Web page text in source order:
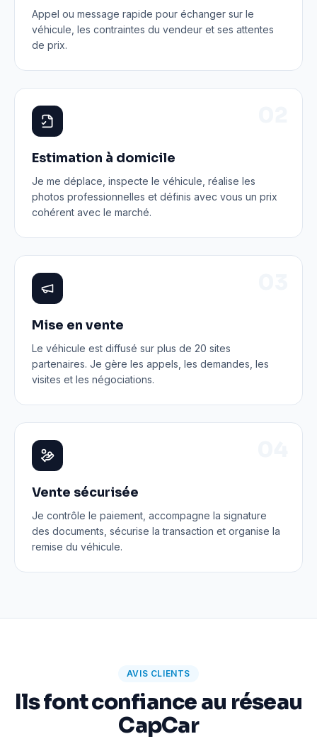
Appel ou message rapide pour échanger sur le
véhicule, les contraintes du vendeur et ses attentes
de prix.
Estimation à domicile
Je me déplace, inspecte le véhicule, réalise les
photos professionnelles et définis avec vous un prix
cohérent avec le marché.
Mise en vente
Le véhicule est diffusé sur plus de 20 sites
partenaires. Je gère les appels, les demandes, les
visites et les négociations.
Vente sécurisée
Je contrôle le paiement, accompagne la signature
des documents, sécurise la transaction et organise la
remise du véhicule.
AVIS CLIENTS
Ils font confiance au réseau
CapCar